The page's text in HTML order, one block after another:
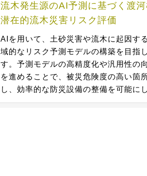
流木発生源のAI予測に基づく渡
潜在的流木災害リスク評価
AIを用いて、土砂災害や流木に起因す
域的なリスク予測モデルの構築を目指
す。予測モデルの高精度化や汎用性の
を進めることで、被災危険度の高い箇
し、効率的な防災設備の整備を可能に